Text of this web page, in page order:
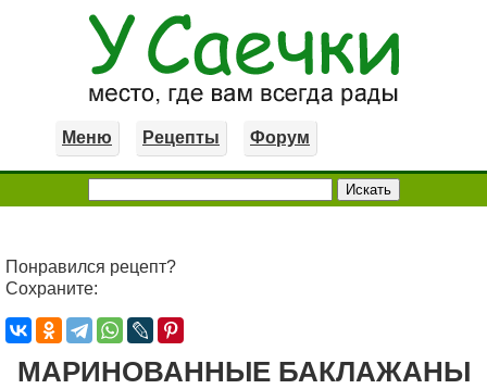
Меню Рецепты Форум
Понравился рецепт?
Сохраните:
МАРИНОВАННЫЕ БАКЛАЖАНЫ